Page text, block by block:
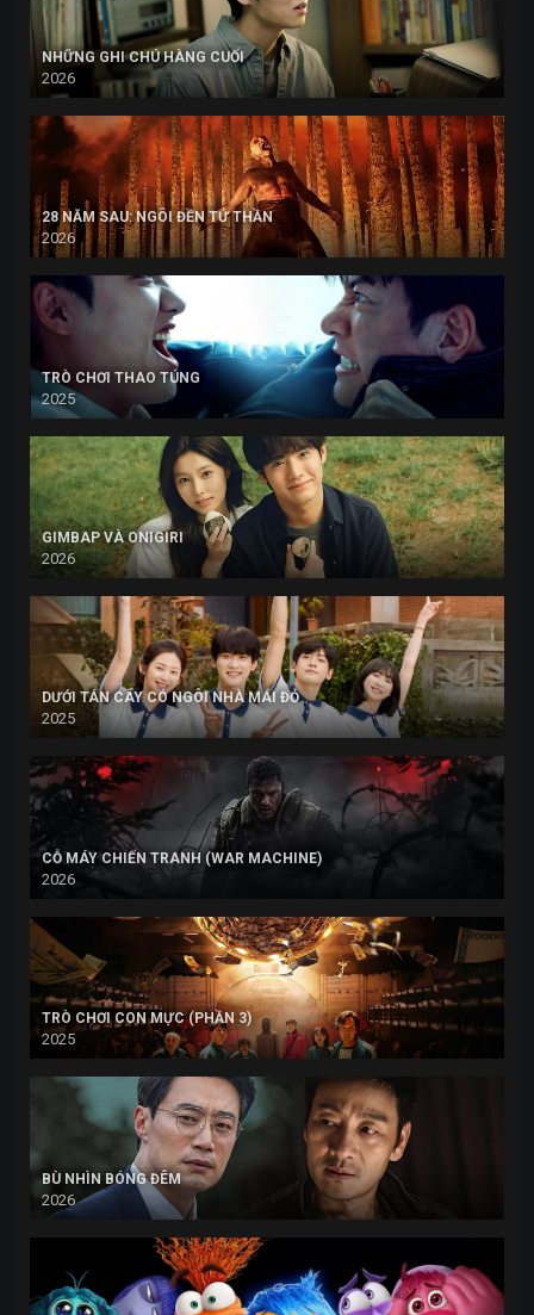
NHỮNG GHI CHÚ HÀNG CUỐI
2026
28 NĂM SAU: NGÔI ĐỀN TỬ THẦN
2026
TRÒ CHƠI THAO TÚNG
2025
GIMBAP VÀ ONIGIRI
2026
DƯỚI TÁN CÂY CÓ NGÔI NHÀ MÁI ĐỎ
2025
CỖ MÁY CHIẾN TRANH (WAR MACHINE)
2026
TRÒ CHƠI CON MỰC (PHẦN 3)
2025
BÙ NHÌN BÓNG ĐÊM
2026